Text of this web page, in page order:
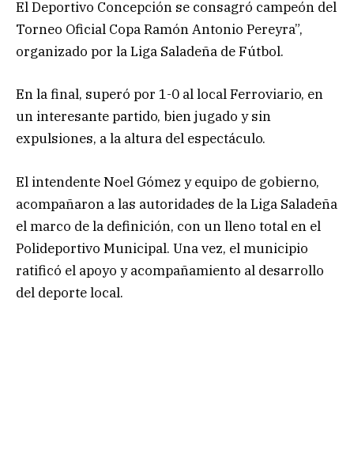
El Deportivo Concepción se consagró campeón del
Torneo Oficial Copa Ramón Antonio Pereyra”,
organizado por la Liga Saladeña de Fútbol.
En la final, superó por 1-0 al local Ferroviario, en
un interesante partido, bien jugado y sin
expulsiones, a la altura del espectáculo.
El intendente Noel Gómez y equipo de gobierno,
acompañaron a las autoridades de la Liga Saladeña
el marco de la definición, con un lleno total en el
Polideportivo Municipal. Una vez, el municipio
ratificó el apoyo y acompañamiento al desarrollo
del deporte local.